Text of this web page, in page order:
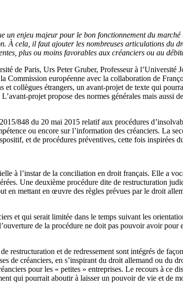
un enjeu majeur pour le bon fonctionnement du
À cela, il faut ajouter les nombreuses articulations du
plus ou moins favorables aux créanciers ou au
de Paris, Urs Peter Gruber, Professeur à l’Université
Commission européenne avec la collaboration de
collègues étrangers, un avant-projet de texte qui
projet propose des normes générales mais aussi
848 du 20 mai 2015 relatif aux procédures
ou encore sur l’information des créanciers. La
et de procédures préventives, cette fois inspirées
à l’instar de la conciliation en droit français. Elle a
Une deuxième procédure dite de restructuration
en mettant en œuvre des règles prévues par le droit
et qui serait limitée dans le temps suivant les
de la procédure ne doit pas pouvoir avoir
restructuration et de redressement sont intégrés de
de créanciers, en s’inspirant du droit allemand ou du
pour les « petites » entreprises. Le recours à ce
qui pourrait aboutir à laisser un pouvoir de vie et de